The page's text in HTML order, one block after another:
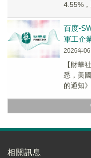
4.55%
百度-
軍工企
2026年
【財華
悉，美
的通知
相關訊息